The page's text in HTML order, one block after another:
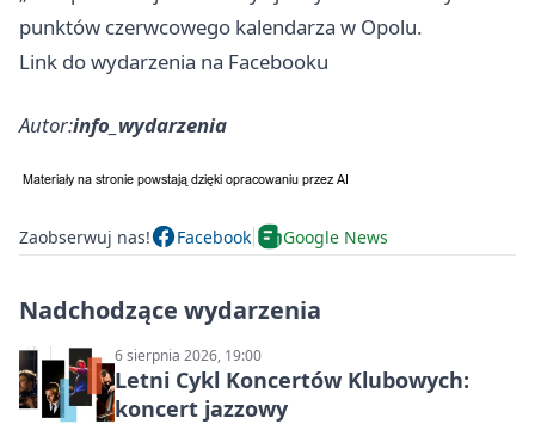
punktów czerwcowego kalendarza w Opolu.
Link do wydarzenia na Facebooku
Autor:info_wydarzenia
Zaobserwuj nas! Facebook Google News
Nadchodzące wydarzenia
6 sierpnia 2026, 19:00
Letni Cykl Koncertów Klubowych:
koncert jazzowy